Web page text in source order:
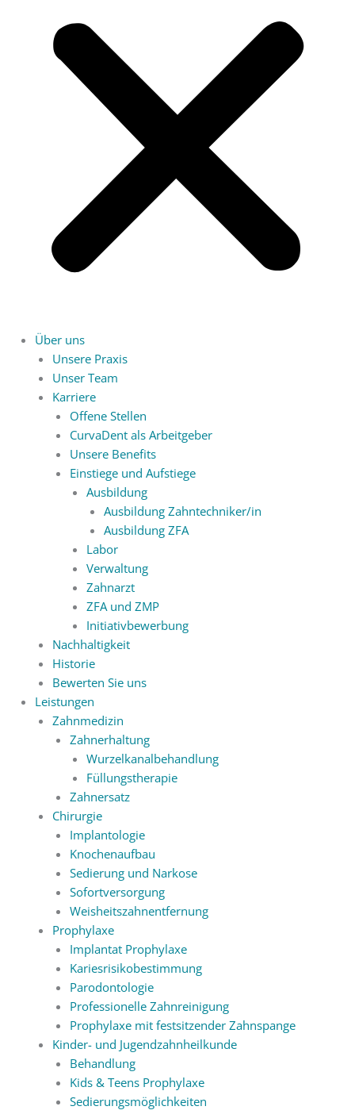
Über uns
Unsere Praxis
Unser Team
Karriere
Offene Stellen
CurvaDent als Arbeitgeber
Unsere Benefits
Einstiege und Aufstiege
Ausbildung
Ausbildung Zahntechniker/in
Ausbildung ZFA
Labor
Verwaltung
Zahnarzt
ZFA und ZMP
Initiativbewerbung
Nachhaltigkeit
Historie
Bewerten Sie uns
Leistungen
Zahnmedizin
Zahnerhaltung
Wurzelkanalbehandlung
Füllungstherapie
Zahnersatz
Chirurgie
Implantologie
Knochenaufbau
Sedierung und Narkose
Sofortversorgung
Weisheitszahnentfernung
Prophylaxe
Implantat Prophylaxe
Kariesrisikobestimmung
Parodontologie
Professionelle Zahnreinigung
Prophylaxe mit festsitzender Zahnspange
Kinder- und Jugendzahnheilkunde
Behandlung
Kids & Teens Prophylaxe
Sedierungsmöglichkeiten